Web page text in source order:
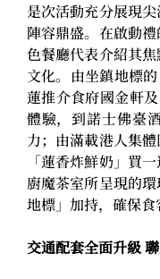
是次活動充分展現
陣容鼎盛。在啟動
色餐廳代表介紹其
文化。由坐鎮地標
蓮推介食府國金軒
體驗，到諾士佛臺
力；由滿載港人集
「蓮香炸鮮奶」買
廚魔茶室所呈現的
地標」加持，確保食
交通配套全面升級